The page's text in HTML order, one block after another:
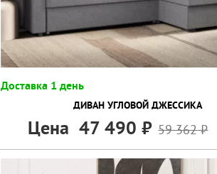
Доставка 1 день
ДИВАН УГЛОВОЙ ДЖЕССИКА
Цена 47 490 59 362